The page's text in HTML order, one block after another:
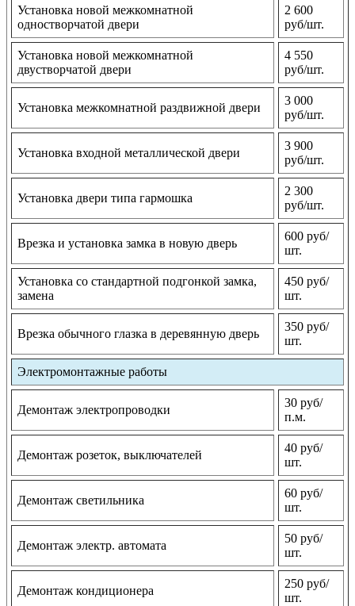
Установка новой межкомнатной
одностворчатой двери
2 600
руб/шт.
Установка новой межкомнатной
двустворчатой двери
4 550
руб/шт.
Установка межкомнатной раздвижной двери
3 000
руб/шт.
Установка входной металлической двери
3 900
руб/шт.
Установка двери типа гармошка
2 300
руб/шт.
Врезка и установка замка в новую дверь
600 руб/
шт.
Установка со стандартной подгонкой замка,
замена
450 руб/
шт.
Врезка обычного глазка в деревянную дверь
350 руб/
шт.
Электромонтажные работы
Демонтаж электропроводки
30 руб/
п.м.
Демонтаж розеток, выключателей
40 руб/
шт.
Демонтаж светильника
60 руб/
шт.
Демонтаж электр. автомата
50 руб/
шт.
Демонтаж кондиционера
250 руб/
шт.